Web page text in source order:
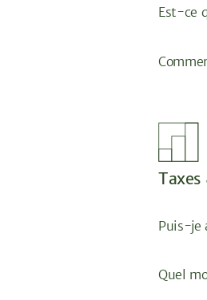
Est-ce
Taxes
Puis-je
Quel